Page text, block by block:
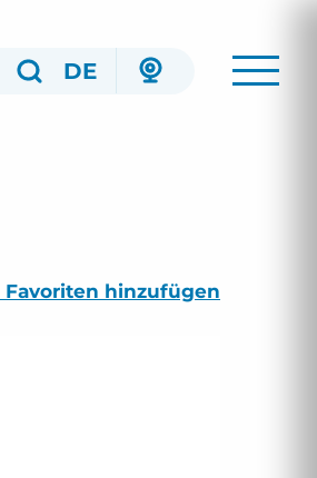
DE
aux favoris
Favoriten hinzufügen